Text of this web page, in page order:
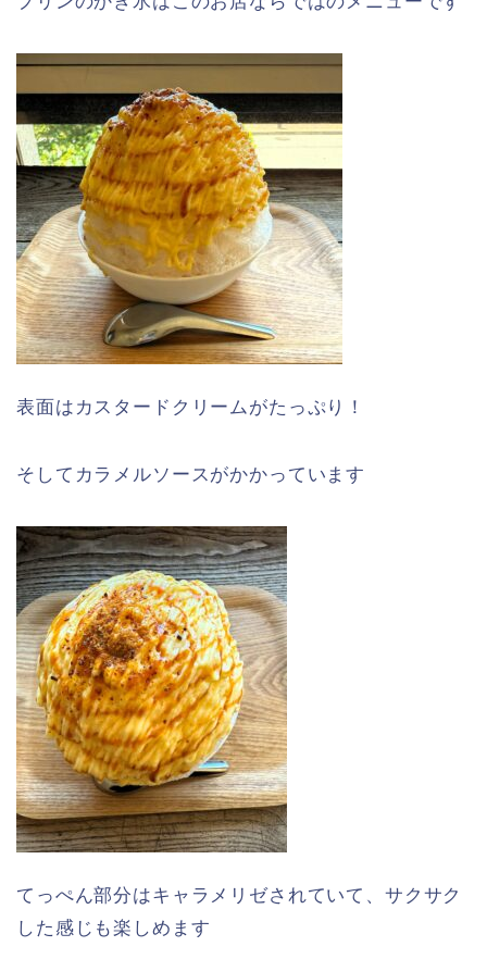
表面はカスタードクリームがたっぷり！
そしてカラメルソースがかかっています
てっぺん部分はキャラメリゼされていて、サクサク
した感じも楽しめます